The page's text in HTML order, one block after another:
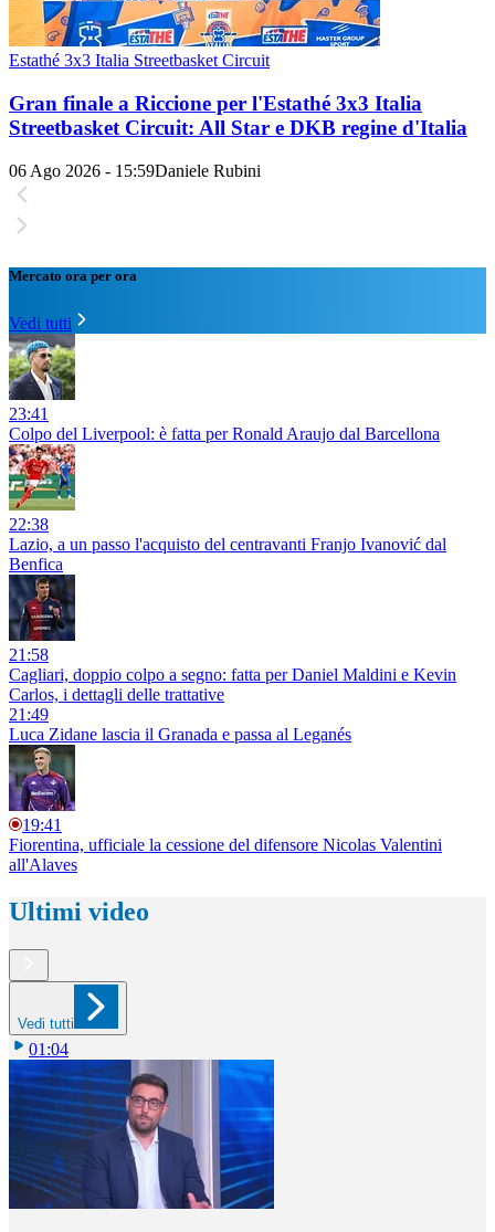
Estathé 3x3 Italia Streetbasket Circuit
Gran finale a Riccione per l'Estathé 3x3 Italia
Streetbasket Circuit: All Star e DKB regine d'Italia
06 Ago 2026 - 15:59Daniele Rubini
Mercato ora per ora
Vedi tutti
23:41
Colpo del Liverpool: è fatta per Ronald Araujo dal Barcellona
22:38
Lazio, a un passo l'acquisto del centravanti Franjo Ivanović dal
Benfica
21:58
Cagliari, doppio colpo a segno: fatta per Daniel Maldini e Kevin
Carlos, i dettagli delle trattative
21:49
Luca Zidane lascia il Granada e passa al Leganés
19:41
Fiorentina, ufficiale la cessione del difensore Nicolas Valentini
all'Alaves
Ultimi video
Vedi tutti
01:04